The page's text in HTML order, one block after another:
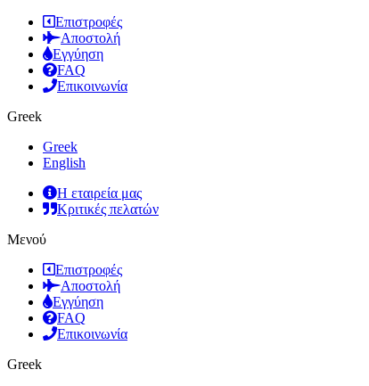
Επιστροφές
Αποστολή
Εγγύηση
FAQ
Επικοινωνία
Greek
Greek
English
Η εταιρεία μας
Κριτικές πελατών
Μενού
Επιστροφές
Αποστολή
Εγγύηση
FAQ
Επικοινωνία
Greek